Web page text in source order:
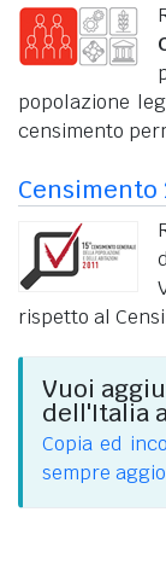
popolazione
censimento
Censimento
rispetto al
Vuoi
dell'Italia
Copia ed
sempre